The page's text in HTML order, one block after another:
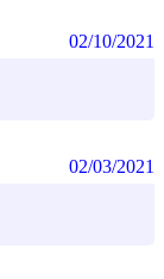
02/10/2021
02/03/2021